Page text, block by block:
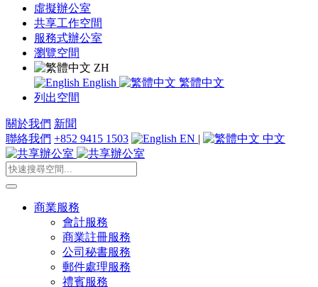
虛擬辦公室
共享工作空間
服務式辦公室
瀏覽空間
ZH
English
繁體中文
列出空間
關於我們 新聞
聯絡我們 +852 9415 1503 EN | 中文
商業服務
會計服務
商業註冊服務
公司秘書服務
郵件處理服務
禮賓服務